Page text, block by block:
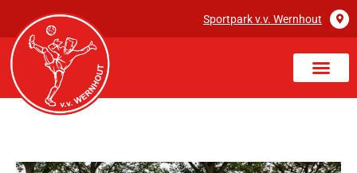
Sportpark v.v. Wernhout